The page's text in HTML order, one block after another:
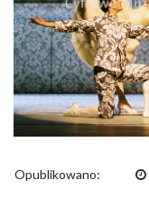
Opublikowano: